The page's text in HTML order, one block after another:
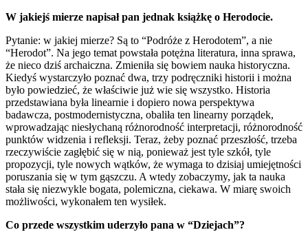
W jakiejś mierze napisał pan jednak książkę o Herodocie.
Pytanie: w jakiej mierze? Są to “Podróże z Herodotem”, a nie
“Herodot”. Na jego temat powstała potężna literatura, inna sprawa,
że nieco dziś archaiczna. Zmieniła się bowiem nauka historyczna.
Kiedyś wystarczyło poznać dwa, trzy podręczniki historii i można
było powiedzieć, że właściwie już wie się wszystko. Historia
przedstawiana była linearnie i dopiero nowa perspektywa
badawcza, postmodernistyczna, obaliła ten linearny porządek,
wprowadzając niesłychaną różnorodność interpretacji, różnorodność
punktów widzenia i refleksji. Teraz, żeby poznać przeszłość, trzeba
rzeczywiście zagłębić się w nią, ponieważ jest tyle szkół, tyle
propozycji, tyle nowych wątków, że wymaga to dzisiaj umiejętności
poruszania się w tym gąszczu. A wtedy zobaczymy, jak ta nauka
stała się niezwykle bogata, polemiczna, ciekawa. W miarę swoich
możliwości, wykonałem ten wysiłek.
Co przede wszystkim uderzyło pana w “Dziejach”?